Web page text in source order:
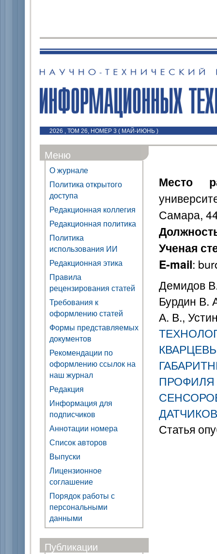
2026 , ТОМ 26, НОМЕР 3 ( МАЙ-ИЮНЬ )
Меню
О журнале
Политика открытого
доступа
Редакционная коллегия
Редакционная политика
Политика
использования ИИ
Редакционная этика
Правила
рецензирования статей
Требования к
оформлению статей
Формы представляемых
документов
Рекомендации по
оформлению ссылок на
наш журнал
Редакция
Информация для
подписчиков
Аннотации номера
Список авторов
Выпуски
Лицензионное
соглашение
Порядок работы с
персональными
данными
Публикации
Место
Самара,
Ученая
E-mail:
Демидов
Бурдин В.
А. В.,
ПРОФИЛЯ
Статья